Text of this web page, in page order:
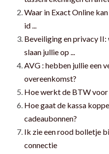
Waar in Exact Online
id ...
Beveiliging en privacy II:
slaan jullie op ...
AVG : hebben jullie een
overeenkomst?
Hoe werkt de BTW
Hoe gaat de kassa
cadeaubonnen?
Ik zie een rood bolletje
connectie